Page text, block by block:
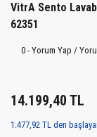
VitrA Sento
62351
0 - Yorum Yap /
14.199,40 TL
1.477,92 TL den